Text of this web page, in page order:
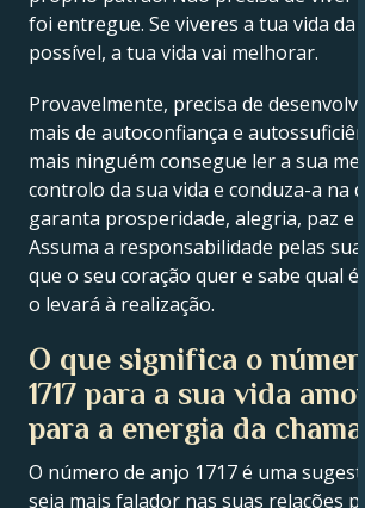
foi entregue. Se viveres a tua vida da
possível, a tua vida vai melhorar.
Provavelmente, precisa de
mais de autoconfiança e
mais ninguém consegue ler a sua
controlo da sua vida e conduza-a na
garanta prosperidade, alegria, paz e
Assuma a responsabilidade pelas suas
que o seu coração quer e sabe qual é
o levará à realização.
O que significa o
1717 para a sua vida
para a energia da chama
O número de anjo 1717 é uma
seja mais falador nas suas relações